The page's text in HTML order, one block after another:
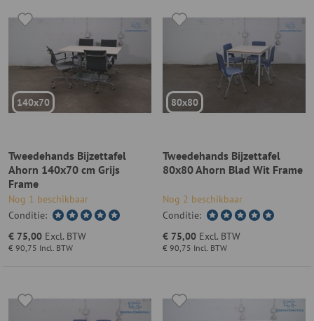
140x70
Tweedehands Bijzettafel
Ahorn 140x70 cm Grijs
Frame
Nog 1 beschikbaar
Conditie:
€ 90,75 Incl. BTW
€ 75,00 Excl. BTW
80x80
Tweedehands Bijzettafel
80x80 Ahorn Blad Wit Frame
Nog 2 beschikbaar
Conditie:
€ 90,75 Incl. BTW
€ 75,00 Excl. BTW